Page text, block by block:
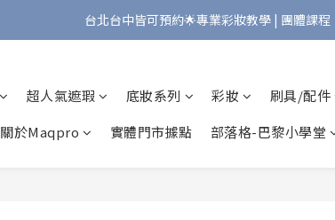
Bonjour!歡迎來到Maqpro | 全店
台北台中皆可預約🌟專業彩妝教學 | 團體課
超人氣遮瑕 底妝系列 彩妝 刷具/配件
關於Maqpro 實體門市據點 部落格-巴黎小學堂